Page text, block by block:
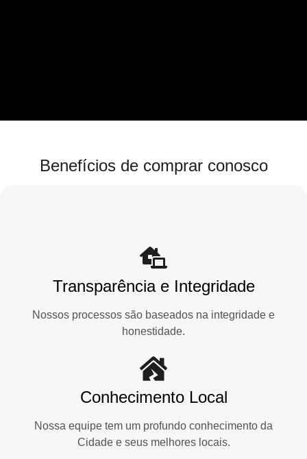
Benefícios de comprar conosco
Transparência e Integridade
Nossos processos são baseados na integridade e
honestidade.
Conhecimento Local
Nossa equipe tem um profundo conhecimento da
Cidade e seus melhores locais.